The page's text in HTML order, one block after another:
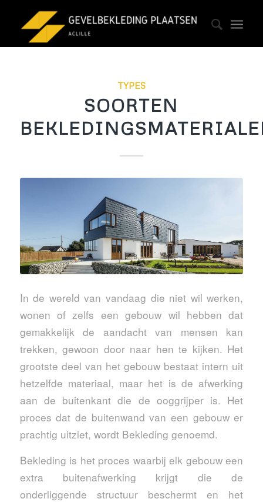
TYPES
SOORTEN
In de wereld van vandaag die niet wil werken,
wonen of zelfs een gebouw wil hebben dat
gemakkelijk de aandacht van mensen kan
trekken, gewoon door naar hen te kijken. Het
grootste deel van het gebouw bestaat intern uit
hetzelfde materiaal, maar het is de afwerking
aan de buitenkant die de ooggrijper is. Het
proces dat de buitenwand van een gebouw er
prachtig uitziet, wordt Bekleding genoemd.
Bekleding is het proces waarbij elk gebouw een
extra buitenafwerking krijgt die de
onderliggende structuur beschermt en het